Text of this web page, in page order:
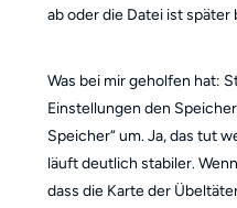
ab oder die Datei ist später
Was bei mir geholfen hat:
Einstellungen den
Speicher“ um. Ja, das tut
läuft deutlich stabiler.
dass die Karte der